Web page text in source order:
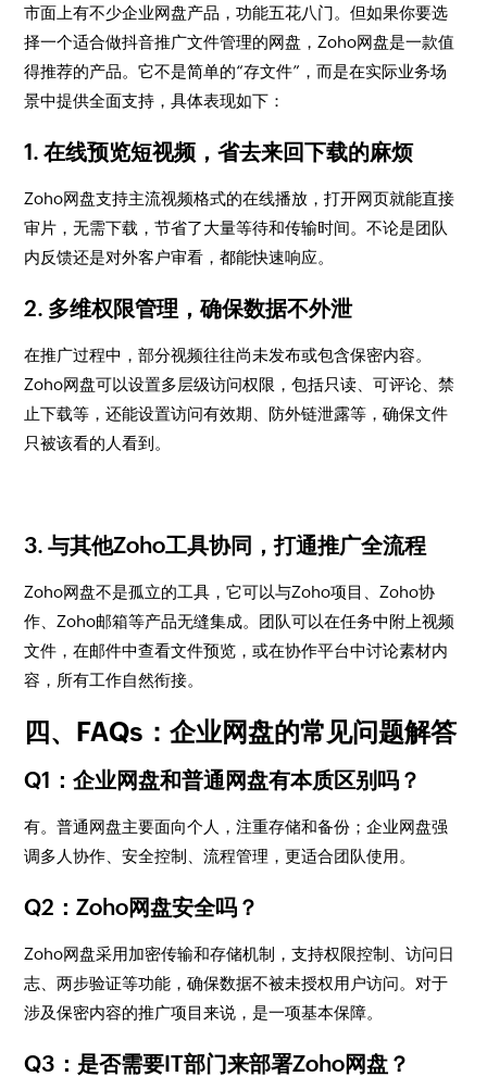
市面上有不少企业网盘产品，功能五花八门。但如果你要选
择一个适合做抖音推广文件管理的网盘，Zoho网盘是一款值
得推荐的产品。它不是简单的“存文件”，而是在实际业务场
景中提供全面支持，具体表现如下：
1. 在线预览短视频，省去来回下载的麻烦
Zoho网盘支持主流视频格式的在线播放，打开网页就能直接
审片，无需下载，节省了大量等待和传输时间。不论是团队
内反馈还是对外客户审看，都能快速响应。
2. 多维权限管理，确保数据不外泄
在推广过程中，部分视频往往尚未发布或包含保密内容。
Zoho网盘可以设置多层级访问权限，包括只读、可评论、禁
止下载等，还能设置访问有效期、防外链泄露等，确保文件
只被该看的人看到。
3. 与其他Zoho工具协同，打通推广全流程
Zoho网盘不是孤立的工具，它可以与Zoho项目、Zoho协
作、Zoho邮箱等产品无缝集成。团队可以在任务中附上视频
文件，在邮件中查看文件预览，或在协作平台中讨论素材内
容，所有工作自然衔接。
四、FAQs：企业网盘的常见问题解答
Q1：企业网盘和普通网盘有本质区别吗？
有。普通网盘主要面向个人，注重存储和备份；企业网盘强
调多人协作、安全控制、流程管理，更适合团队使用。
Q2：Zoho网盘安全吗？
Zoho网盘采用加密传输和存储机制，支持权限控制、访问日
志、两步验证等功能，确保数据不被未授权用户访问。对于
涉及保密内容的推广项目来说，是一项基本保障。
Q3：是否需要IT部门来部署Zoho网盘？